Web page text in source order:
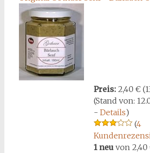
Preis: 2,40 €
(Stand von:
- Details)
(4
1 neuvon 2,40